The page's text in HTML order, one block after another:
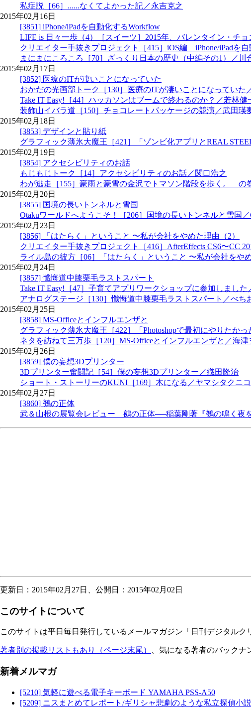
私症説［66］......なくてよかった記／永吉克之
2015年02月16日
[3851] iPhone/iPadを自動化するWorkflow
LIFE is 日々一歩（4）［スイーツ］2015年、バレンタイン・チ
クリエイター手抜きプロジェクト［415］iOS編 iPhone/iPadを
まにまにころころ［70］ざっくり日本の歴史（中編その1）／川
2015年02月17日
[3852] 医療のITが凄いことになっていた
おかだの光画部トーク［130］医療のITが凄いことになっていた
Take IT Easy!［44］ハッカソンはブームで終わるのか？／若林健
装飾山イバラ道［150］チョコレートパッケージの競演／武田瑛
2015年02月18日
[3853] デザインと貼り紙
グラフィック薄氷大魔王［421］「ゾンビ化アプリとREAL
2015年02月19日
[3854] アクセシビリティのお話
もじもじトーク［14］アクセシビリティのお話／関口浩之
わが逃走［155］豪雨と豪雪の金沢でトマソン階段を歩く。
2015年02月20日
[3855] 国境の長いトンネルと雪国
Otakuワールドへようこそ！［206］国境の長いトンネルと雪国
2015年02月23日
[3856] 「はたらく」ということ 〜私が会社をやめた理由（2）
クリエイター手抜きプロジェクト［416］AfterEffects CS6〜
ライル島の彼方［06］「はたらく」ということ 〜私が会社を
2015年02月24日
[3857] 懺悔道中膝栗毛ラストスパート
Take IT Easy!［47］子育てアプリワークショップに参加しました
アナログステージ［130］懺悔道中膝栗毛ラストスパート／べち
2015年02月25日
[3858] MS-Officeとインフルエンザと
グラフィック薄氷大魔王［422］「Photoshopで最初にやりたか
ネタを訪ねて三万歩［120］MS-Officeとインフルエンザと／海津
2015年02月26日
[3859] 僕の妄想3Dプリンター
3Dプリンター奮闘記［54］僕の妄想3Dプリンター／織田隆治
ショート・ストーリーのKUNI［169］木になる／ヤマシタクニコ
2015年02月27日
[3860] 鵺の正体
武＆山根の展覧会レビュー 鵺の正体──稲葉剛著『鵺の鳴く夜
更新日：2015年02月27日、公開日：2015年02月02日
このサイトについて
このサイトは平日毎日発行しているメールマガジン「日刊デジタル
著者別の掲載リストもあり（ページ末尾） 、気になる著者のバックナ
新着メルマガ
[5210] 気軽に遊べる電子キーボード YAMAHA PSS-A50
[5209] ニスまとめてレポート/ギリシャ悲劇のような私立探偵小